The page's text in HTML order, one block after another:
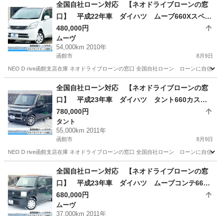
全国自社ローン対応 【ネオドライブローンの窓
口】 平成22年車 ダイハツ ムーブ660Xスペシ
ャル 4WD 自社ローン リース 自社分割 債務
整理 自己破産 他社お断りされた方
480,000円
ムーヴ
54,000km 2010年
函館市 8月9日
NEO D rive函館支店在庫 ネオドライブローンの窓口 全国自社ローン ローンに自信
ムーヴ ローン
全国自社ローン対応 【ネオドライブローンの窓
口】 平成23年車 ダイハツ タント660カスタ
ムX 4WD 自社ローン リース 自社分割 債務整
理 自己破産 他社お断りされた方
780,000円
タント
55,000km 2011年
函館市 8月9日
NEO D rive函館支店在庫 ネオドライブローンの窓口 全国自社ローン ローンに自信
タント ローン
全国自社ローン対応 【ネオドライブローンの窓
口】 平成23年車 ダイハツ ムーブコンテ660X
4WD 自社ローン リース 自社分割 債務整理
自己破産 他社お断りされた方
680,000円
ムーヴ
37,000km 2011年